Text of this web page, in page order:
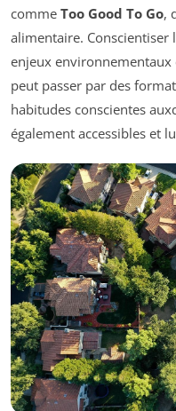
comme Too Good To Go,
alimentaire. Conscientiser
enjeux
peut passer par des
habitudes conscientes
également accessibles et